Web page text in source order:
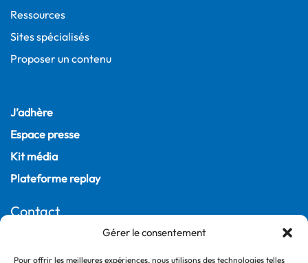
Gérer le consentement
Pour offrir les meilleures expériences, nous utilisons des technologies telles
Ressources
Sites spécialisés
Proposer un contenu
J’adhère
Espace presse
Kit média
Plateforme replay
Contact
75009 Paris – France